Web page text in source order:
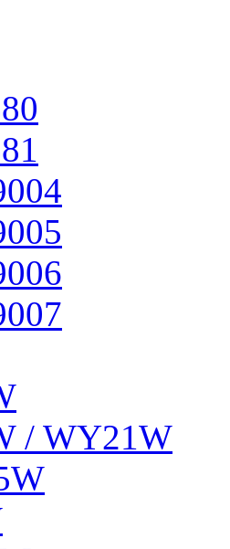
/ WY21W